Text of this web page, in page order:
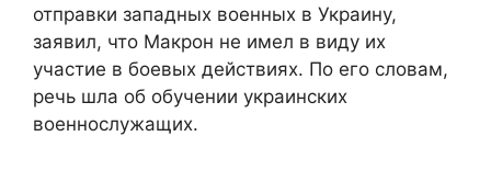
отправки западных военных в Украину,
заявил, что Макрон не имел в виду их
участие в боевых действиях. По его словам,
речь шла об обучении украинских
военнослужащих.